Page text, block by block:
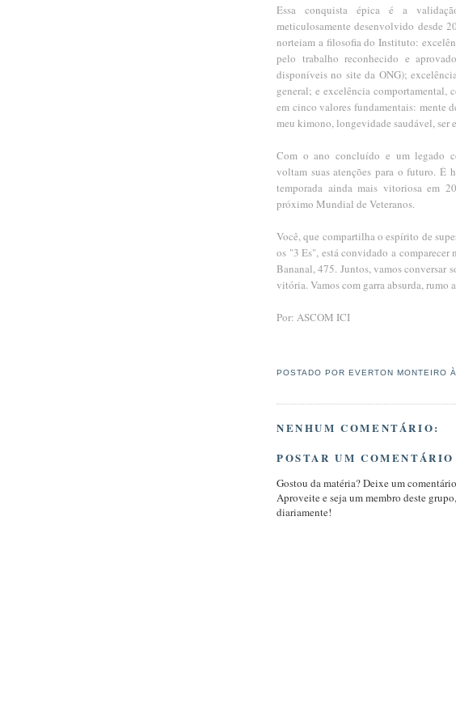
Essa conquista épica é a
meticulosamente desenvolvido desde
norteiam a filosofia do Instituto:
pelo trabalho reconhecido e
disponíveis no site da ONG);
general; e excelência comportamental,
em cinco valores fundamentais: mente
meu kimono, longevidade saudável, ser
Com o ano concluído e um legado
voltam suas atenções para o futuro. É
temporada ainda mais vitoriosa em
próximo Mundial de Veteranos.
Você, que compartilha o espírito de
os "3 Es", está convidado a
Bananal, 475. Juntos, vamos conversar
vitória. Vamos com garra absurda, rumo
Por: ASCOM ICI
POSTADO POR EVERTON MONTEIRO
NENHUM COMENTÁRIO:
POSTAR UM COMENTÁRIO
Gostou da matéria? Deixe um
Aproveite e seja um membro deste
diariamente!